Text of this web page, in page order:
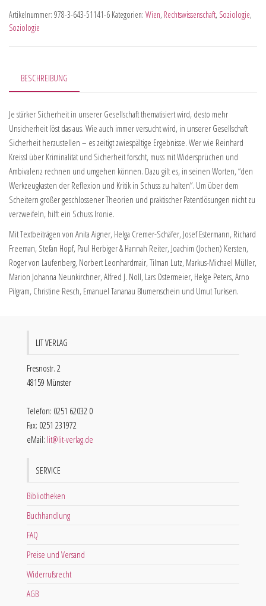
Artikelnummer: 978-3-643-51141-6 Kategorien: Wien, Rechtswissenschaft, Soziologie,
Soziologie
BESCHREIBUNG
Je stärker Sicherheit in unserer Gesellschaft thematisiert wird, desto mehr
Unsicherheit löst das aus. Wie auch immer versucht wird, in unserer Gesellschaft
Sicherheit herzustellen – es zeitigt zwiespältige Ergebnisse. Wer wie Reinhard
Kreissl über Kriminalität und Sicherheit forscht, muss mit Widersprüchen und
Ambivalenz rechnen und umgehen können. Dazu gilt es, in seinen Worten, “den
Werkzeugkasten der Reflexion und Kritik in Schuss zu halten”. Um über dem
Scheitern großer geschlossener Theorien und praktischer Patentlösungen nicht zu
verzweifeln, hilft ein Schuss Ironie.
Mit Textbeiträgen von Anita Aigner, Helga Cremer-Schäfer, Josef Estermann, Richard
Freeman, Stefan Hopf, Paul Herbiger & Hannah Reiter, Joachim (Jochen) Kersten,
Roger von Laufenberg, Norbert Leonhardmair, Tilman Lutz, Markus-Michael Müller,
Marion Johanna Neunkirchner, Alfred J. Noll, Lars Ostermeier, Helge Peters, Arno
Pilgram, Christine Resch, Emanuel Tananau Blumenschein und Umut Turksen.
LIT VERLAG
Fresnostr. 2
48159 Münster
Telefon: 0251 62032 0
Fax: 0251 231972
eMail: lit@lit-verlag.de
SERVICE
Bibliotheken
Buchhandlung
FAQ
Preise und Versand
Widerrufsrecht
AGB